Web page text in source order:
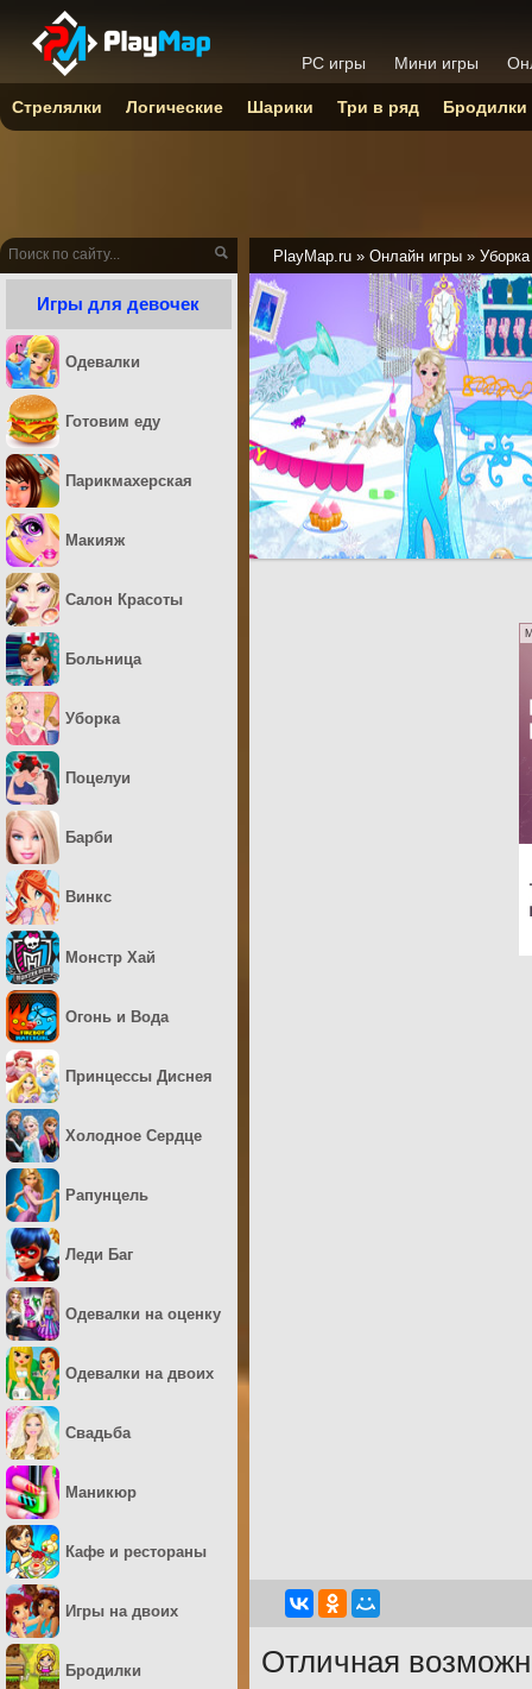
PlayMap.ru » Онлайн игры » Уборка
Отличная
Игры для девочек
Одевалки
Готовим еду
Парикмахерская
Макияж
Салон Красоты
Больница
Уборка
Поцелуи
Барби
Винкс
Монстр Хай
Огонь и Вода
Принцессы Диснея
Холодное Сердце
Рапунцель
Леди Баг
Одевалки на оценку
Одевалки на двоих
Свадьба
Маникюр
Кафе и рестораны
Игры на двоих
Бродилки
PC игры Мини игры
Стрелялки Логические Шарики Три в ряд Бродилки